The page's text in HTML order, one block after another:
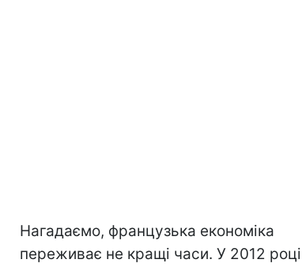
Нагадаємо, французька економіка
переживає не кращі часи. У 2012 році